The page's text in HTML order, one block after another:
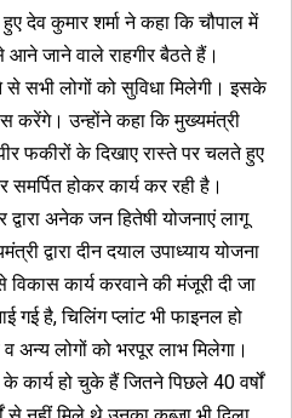
देव कुमार शर्मा ने कहा कि चौपाल में
आने जाने वाले राहगीर बैठते हैं।
से सभी लोगों को सुविधा मिलेगी। इसके
करेंगे। उन्होंने कहा कि मुख्यमंत्री
फकीरों के दिखाए रास्ते पर चलते हुए
होकर कार्य कर रही है।
द्वारा अनेक जन हितेषी योजनाएं लागू
द्वारा दीन दयाल उपाध्याय योजना
कार्य करवाने की मंजूरी दी जा
गई है, चिलिंग प्लांट भी फाइनल हो
लोगों को भरपूर लाभ मिलेगा।
कार्य हो चुके हैं जितने पिछले 40 वर्षों